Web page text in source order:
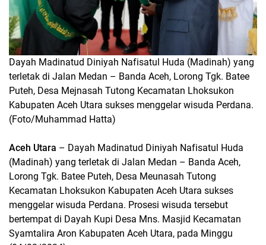
Dayah Madinatud Diniyah Nafisatul Huda (Madinah) yang
terletak di Jalan Medan – Banda Aceh, Lorong Tgk. Batee
Puteh, Desa Mejnasah Tutong Kecamatan Lhoksukon
Kabupaten Aceh Utara sukses menggelar wisuda Perdana.
(Foto/Muhammad Hatta)
Aceh Utara – Dayah Madinatud Diniyah Nafisatul Huda
(Madinah) yang terletak di Jalan Medan – Banda Aceh,
Lorong Tgk. Batee Puteh, Desa Meunasah Tutong
Kecamatan Lhoksukon Kabupaten Aceh Utara sukses
menggelar wisuda Perdana. Prosesi wisuda tersebut
bertempat di Dayah Kupi Desa Mns. Masjid Kecamatan
Syamtalira Aron Kabupaten Aceh Utara, pada Minggu